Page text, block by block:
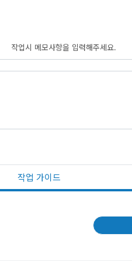
작업시 메모사항을 입력해주세요.
작업 가이드